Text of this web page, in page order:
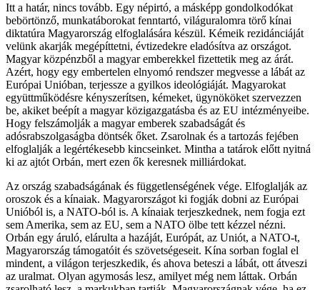
Itt a határ, nincs tovább. Egy népirtó, a másképp gondolkodókat
bebörtönző, munkatáborokat fenntartó, világuralomra törő kínai
diktatúra Magyarország elfoglalására készül. Kémeik rezidánciáját
velünk akarják megépíttetni, évtizedekre eladósítva az országot.
Magyar közpénzből a magyar emberekkel fizettetik meg az árát.
Azért, hogy egy embertelen elnyomó rendszer megvesse a lábát az
Európai Unióban, terjessze a gyilkos ideológiáját. Magyarokat
együttműködésre kényszerítsen, kémeket, ügynököket szervezzen
be, akiket beépít a magyar közigazgatásba és az EU intézményeibe.
Hogy felszámolják a magyar emberek szabadságát és
adósrabszolgaságba döntsék őket. Zsarolnak és a tartozás fejében
elfoglalják a legértékesebb kincseinket. Mintha a tatárok előtt nyitná
ki az ajtót Orbán, mert ezen ők keresnek milliárdokat.
Az ország szabadságának és függetlenségének vége. Elfoglalják az
oroszok és a kínaiak. Magyarországot ki fogják dobni az Európai
Unióból is, a NATO-ból is. A kínaiak terjeszkednek, nem fogja ezt
sem Amerika, sem az EU, sem a NATO ölbe tett kézzel nézni.
Orbán egy áruló, elárulta a hazáját, Európát, az Uniót, a NATO-t,
Magyarország támogatóit és szövetségeseit. Kína sorban foglal el
mindent, a világon terjeszkedik, és ahova beteszi a lábát, ott átveszi
az uralmat. Olyan agymosás lesz, amilyet még nem láttak. Orbán